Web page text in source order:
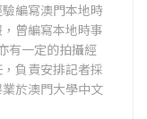
編寫澳門本地時
曾編寫本地時事
有一定的拍攝經
負責安排記者採
於澳門大學中文